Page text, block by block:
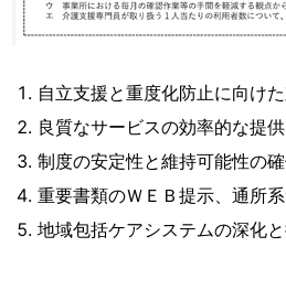
自立支援と重度化防止に向け
良質なサービスの効率的な提
制度の安定性と維持可能性の
重要書類のＷＥＢ提示、通所
地域包括ケアシステムの深化